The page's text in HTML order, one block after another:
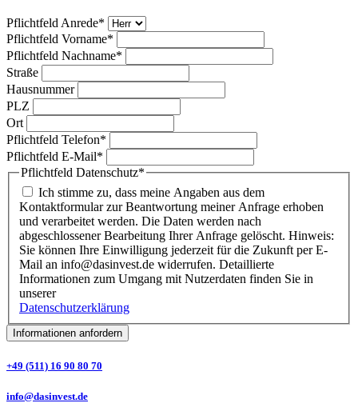
Pflichtfeld Anrede*
Pflichtfeld Vorname*
Pflichtfeld Nachname*
Straße
Hausnummer
PLZ
Ort
Pflichtfeld Telefon*
Pflichtfeld E-Mail*
Pflichtfeld Datenschutz*
Ich stimme zu, dass meine Angaben aus dem
Kontaktformular zur Beantwortung meiner Anfrage erhoben
und verarbeitet werden. Die Daten werden nach
abgeschlossener Bearbeitung Ihrer Anfrage gelöscht. Hinweis:
Sie können Ihre Einwilligung jederzeit für die Zukunft per E-
Mail an info@dasinvest.de widerrufen. Detaillierte
Informationen zum Umgang mit Nutzerdaten finden Sie in
unserer
Datenschutzerklärung
Informationen anfordern
+49 (511) 16 90 80 70
info@dasinvest.de